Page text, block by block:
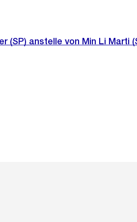
(SP) anstelle von Min Li Marti